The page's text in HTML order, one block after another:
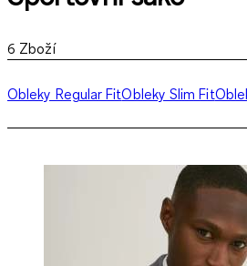
6 Zboží
Obleky Regular FitObleky Slim Fit